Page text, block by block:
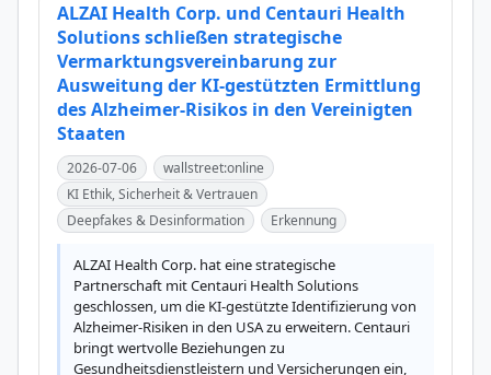
ALZAI Health Corp. und Centauri Health
Solutions schließen strategische
Vermarktungsvereinbarung zur
Ausweitung der KI-gestützten Ermittlung
des Alzheimer-Risikos in den Vereinigten
Staaten
2026-07-06
wallstreet:online
KI Ethik, Sicherheit & Vertrauen
Deepfakes & Desinformation
Erkennung
ALZAI Health Corp. hat eine strategische
Partnerschaft mit Centauri Health Solutions
geschlossen, um die KI-gestützte Identifizierung von
Alzheimer-Risiken in den USA zu erweitern. Centauri
bringt wertvolle Beziehungen zu
Gesundheitsdienstleistern und Versicherungen ein,